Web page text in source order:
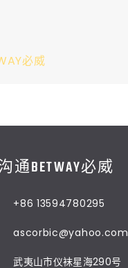
必威
通BETWAY必威
+86 13594780295
ascorbic@yahoo.com
武夷山市仪袜星海290号